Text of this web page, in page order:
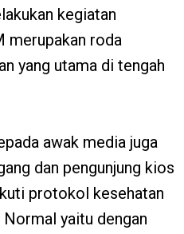
kegiatan
merupakan roda
yang utama di tengah
awak media juga
dan pengunjung kios
protokol kesehatan
yaitu dengan